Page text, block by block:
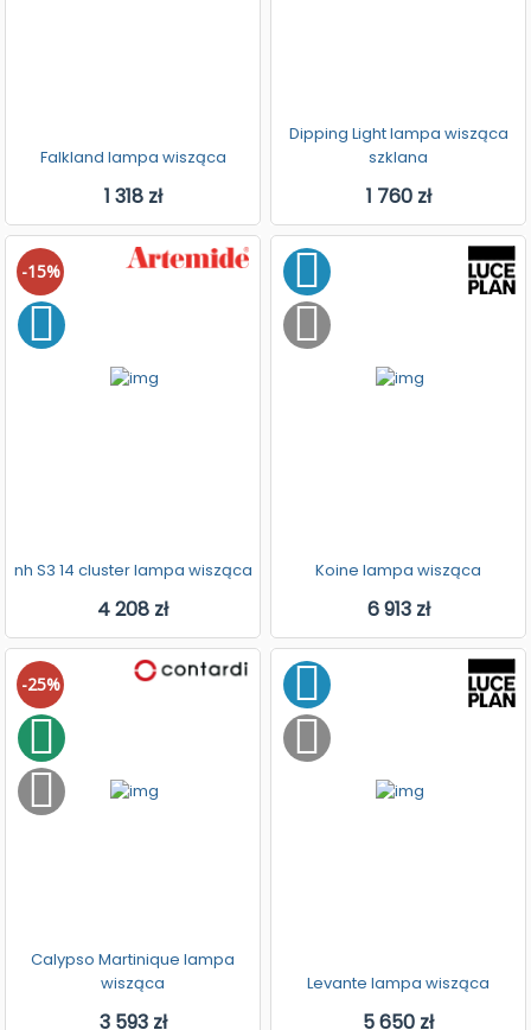
Falkland lampa wisząca
1 318 zł
Dipping Light lampa wisząca
szklana
1 760 zł
-15%
nh S3 14 cluster lampa wisząca
4 208 zł
Koine lampa wisząca
6 913 zł
-25%
Calypso Martinique lampa
wisząca
3 593 zł
Levante lampa wisząca
5 650 zł